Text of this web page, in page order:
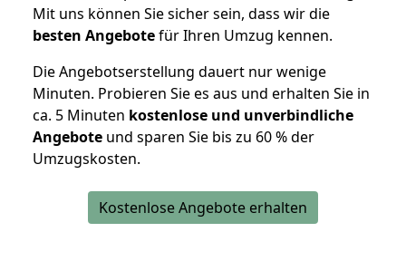
Mit uns können Sie sicher sein, dass wir die
besten Angebotefür Ihren Umzug kennen.
Die Angebotserstellung dauert nur wenige
Minuten. Probieren Sie es aus und erhalten Sie in
ca. 5 Minuten kostenlose und unverbindliche
Angebote und sparen Sie bis zu 60 % der
Umzugskosten.
Kostenlose Angebote erhalten